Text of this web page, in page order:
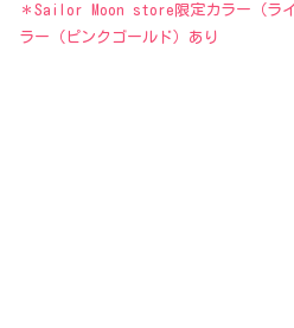
＊Sailor Moon store限定カラー（ラ
ラー（ピンクゴールド）あり